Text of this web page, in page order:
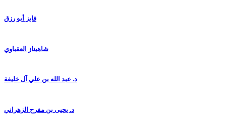
فايز أبو رزق
شاهيناز العقباوي
د. عبد الله بن علي آل خليفة
د. يحيى بن مفرح الزهراني